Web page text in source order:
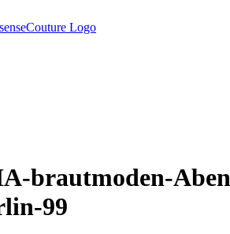
brautmoden-
99